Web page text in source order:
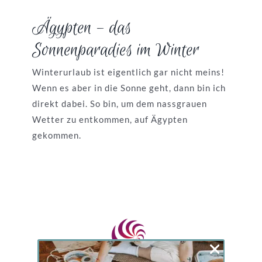
Ägypten – das
Sonnenparadies im Winter
Winterurlaub ist eigentlich gar nicht meins!
Wenn es aber in die Sonne geht, dann bin ich
direkt dabei. So bin, um dem nassgrauen
Wetter zu entkommen, auf Ägypten
gekommen.